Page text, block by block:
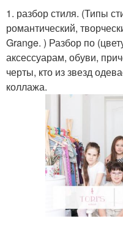
1. разбор стиля. (Типы
романтический,
Grange. ) Разбор по
аксессуарам, обуви,
черты, кто из звезд
коллажа.